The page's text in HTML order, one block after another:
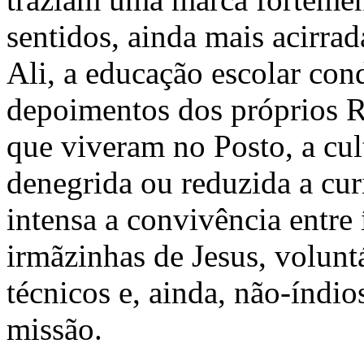
sentidos, ainda mais
Ali, a educação escolar
depoimentos dos próprios
que viveram no Posto, a
denegrida ou reduzida a
intensa a convivência
irmãzinhas de Jesus,
técnicos e, ainda, não-
missão.